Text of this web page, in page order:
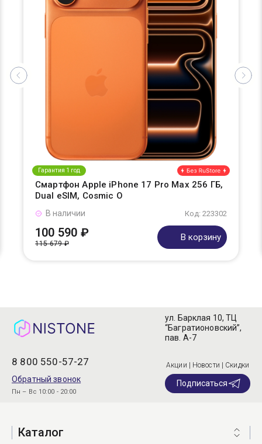
Гарантия 1 год
Смартфон Apple iPhone 17 Pro Max 256 ГБ,
Dual eSIM, Cosmic O
Код: 223302
В наличии
100 590 ₽
115 679 ₽
В корзину
8 800 550-57-27
Обратный звонок
Пн – Вс 10:00 - 20:00
ул. Барклая 10, ТЦ
“Багратионовский”,
пав. А-7
Акции | Новости | Скидки
Подписаться
Каталог